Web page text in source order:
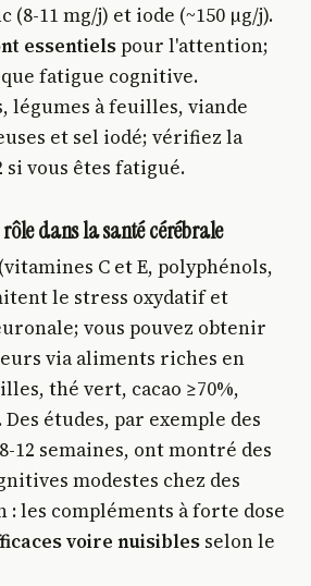
(8-11 mg/j) et iode (~150 µg/j).
essentielspour l'attention;
fatigue cognitive.
légumes à feuilles, viande
et sel iodé; vérifiez la
vous êtes fatigué.
dans la santé cérébrale
C et E, polyphénols,
le stress oxydatif et
vous pouvez obtenir
via aliments riches en
thé vert, cacao ≥70%,
études, par exemple des
12 semaines, ont montré des
modestes chez des
les compléments à forte dose
voire nuisibles selon le